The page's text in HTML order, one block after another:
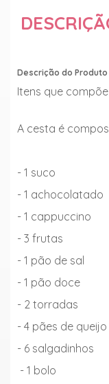
Descrição do Produto
Itens que
A cesta é
- 1 suco
- 1 achocolatado
- 1 cappuccino
- 3 frutas
- 1 pão de sal
- 1 pão doce
- 2 torradas
- 4 pães de queijo
- 6 salgadinhos
- 1 bolo